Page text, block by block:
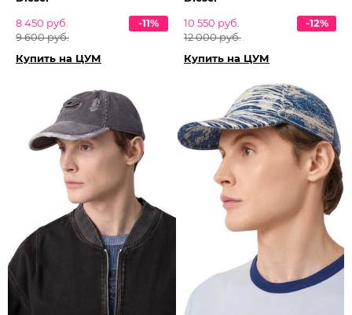
8 450 руб.
9 600 руб.
-11%
Купить на ЦУМ
10 550 руб.
12 000 руб.
-12%
Купить на ЦУМ